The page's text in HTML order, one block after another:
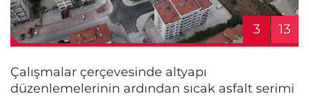
3 13
Çalışmalar çerçevesinde altyapı
düzenlemelerinin ardından sıcak asfalt serimi